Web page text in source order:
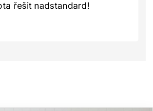
řešit nadstandard!